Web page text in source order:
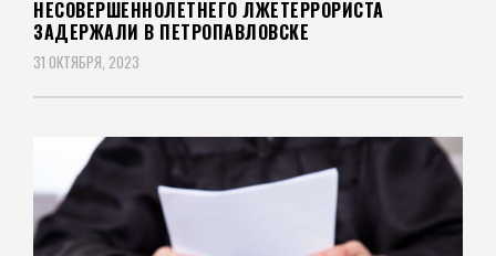
НЕСОВЕРШЕННОЛЕТНЕГО ЛЖЕТЕРРОРИСТА
ЗАДЕРЖАЛИ В ПЕТРОПАВЛОВСКЕ
31 ОКТЯБРЯ, 2023